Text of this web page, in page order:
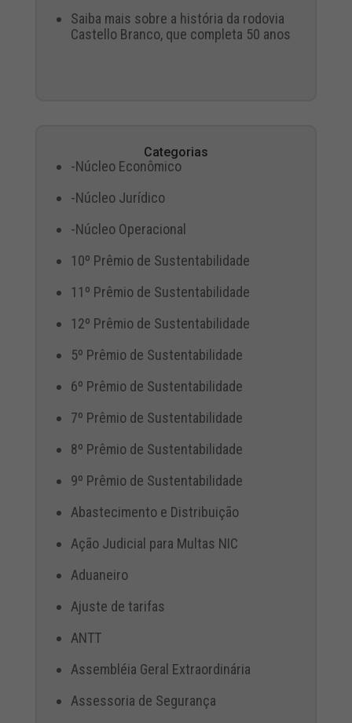
Saiba mais sobre a história da rodovia
Castello Branco, que completa 50 anos
Categorias
-Núcleo Econômico
-Núcleo Jurídico
-Núcleo Operacional
10º Prêmio de Sustentabilidade
11º Prêmio de Sustentabilidade
12º Prêmio de Sustentabilidade
5º Prêmio de Sustentabilidade
6º Prêmio de Sustentabilidade
7º Prêmio de Sustentabilidade
8º Prêmio de Sustentabilidade
9º Prêmio de Sustentabilidade
Abastecimento e Distribuição
Ação Judicial para Multas NIC
Aduaneiro
Ajuste de tarifas
ANTT
Assembléia Geral Extraordinária
Assessoria de Segurança